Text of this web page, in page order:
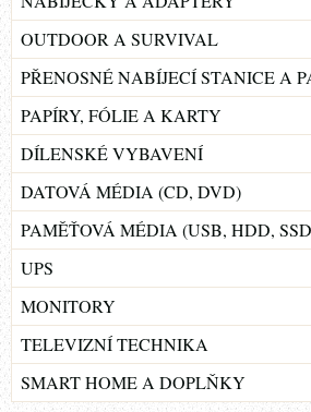
OUTDOOR A SURVIVAL
PŘENOSNÉ NABÍJECÍ STANICE A
PAPÍRY, FÓLIE A KARTY
DÍLENSKÉ VYBAVENÍ
DATOVÁ MÉDIA (CD, DVD)
PAMĚŤOVÁ MÉDIA (USB, HDD,
UPS
MONITORY
TELEVIZNÍ TECHNIKA
SMART HOME A DOPLŇKY